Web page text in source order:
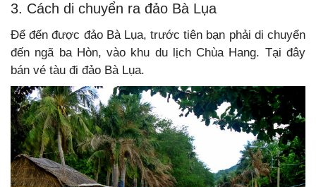
3. Cách di chuyển ra đảo Bà Lụa
Để đến được đảo Bà Lụa, trước tiên bạn phải di chuyển
đến ngã ba Hòn, vào khu du lịch Chùa Hang. Tại đây
bán vé tàu đi đảo Bà Lụa.